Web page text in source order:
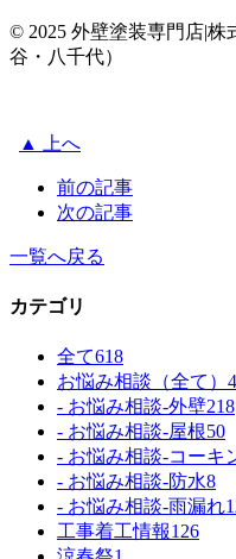
© 2025 外壁塗装専門店|株
谷・八千代）
▲ 上へ
前の記事
次の記事
一覧へ戻る
カテゴリ
全て618
お悩み相談（全て）
- お悩み相談-外壁218
- お悩み相談-屋根50
- お悩み相談-コーキ
- お悩み相談-防水8
- お悩み相談-雨漏れ
工事着工情報126